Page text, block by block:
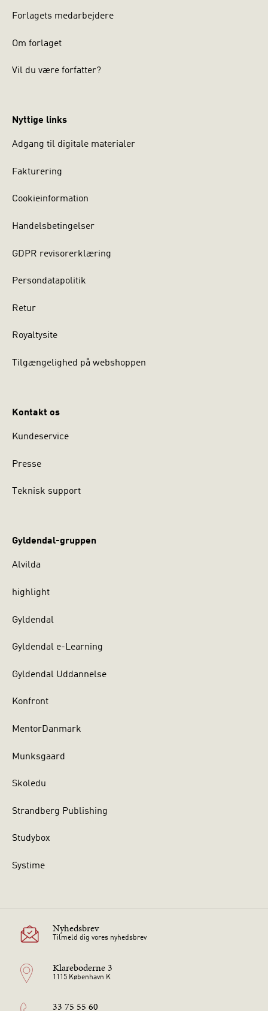
Forlagets medarbejdere
Om forlaget
Vil du være forfatter?
Nyttige links
Adgang til digitale materialer
Fakturering
Cookieinformation
Handelsbetingelser
GDPR revisorerklæring
Persondatapolitik
Retur
Royaltysite
Tilgængelighed på webshoppen
Kontakt os
Kundeservice
Presse
Teknisk support
Gyldendal-gruppen
Alvilda
highlight
Gyldendal
Gyldendal e-Learning
Gyldendal Uddannelse
Konfront
MentorDanmark
Munksgaard
Skoledu
Strandberg Publishing
Studybox
Systime
Nyhedsbrev
Tilmeld dig vores nyhedsbrev
Klareboderne 3
1115 København K
33 75 55 60